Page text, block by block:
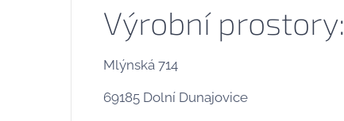
Výrobní prostory:
Mlýnská 714
69185 Dolní Dunajovice